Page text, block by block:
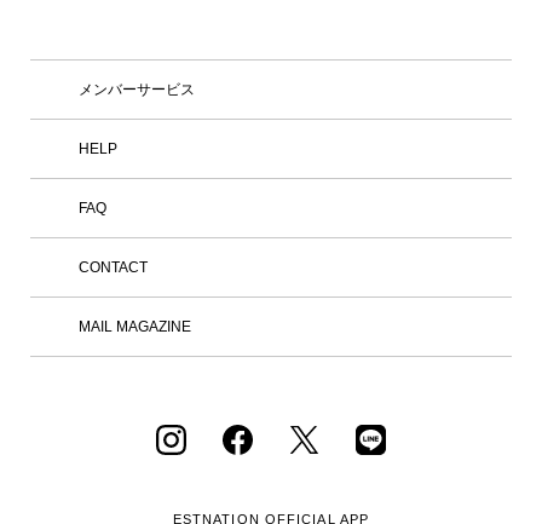
タートしたIM MEN（アイム メン）は、
りの可能性を追求しています。 ブラン
み出される。そんな精神を引き継いでい
議論を重ねながら実験的なプロセスを共
有し、技術とデザイン、クリエイション
0-2 六本木ヒルズ ヒルサイド けやき坂
メンバーサービス
HELP
FAQ
CONTACT
MAIL MAGAZINE
ESTNATION OFFICIAL APP